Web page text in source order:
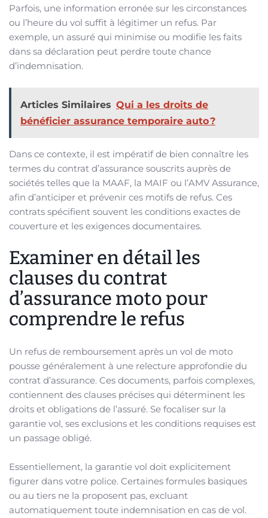
Parfois, une information erronée sur les circonstances
ou l’heure du vol suffit à légitimer un refus. Par
exemple, un assuré qui minimise ou modifie les faits
dans sa déclaration peut perdre toute chance
d’indemnisation.
Articles Similaires Qui a les droits de
bénéficier assurance temporaire auto ?
Dans ce contexte, il est impératif de bien connaître les
termes du contrat d’assurance souscrits auprès de
sociétés telles que la MAAF, la MAIF ou l’AMV Assurance,
afin d’anticiper et prévenir ces motifs de refus. Ces
contrats spécifient souvent les conditions exactes de
couverture et les exigences documentaires.
Examiner en détail les
clauses du contrat
d’assurance moto pour
comprendre le refus
Un refus de remboursement après un vol de moto
pousse généralement à une relecture approfondie du
contrat d’assurance. Ces documents, parfois complexes,
contiennent des clauses précises qui déterminent les
droits et obligations de l’assuré. Se focaliser sur la
garantie vol, ses exclusions et les conditions requises est
un passage obligé.
Essentiellement, la garantie vol doit explicitement
figurer dans votre police. Certaines formules basiques
ou au tiers ne la proposent pas, excluant
automatiquement toute indemnisation en cas de vol.